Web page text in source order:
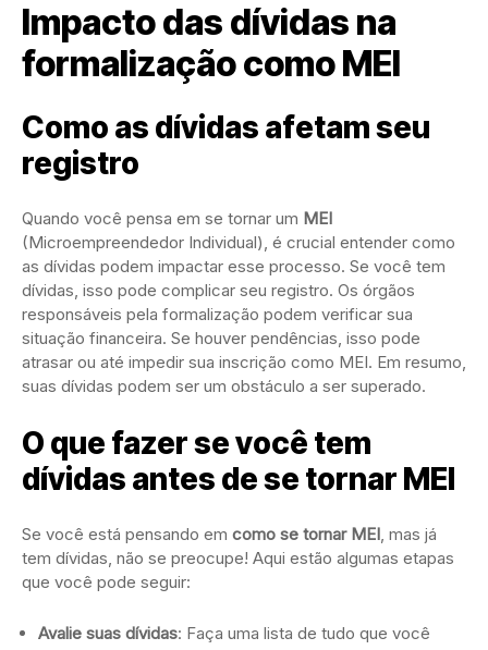
Impacto das dívidas na
formalização como MEI
Como as dívidas afetam seu
registro
Quando você pensa em se tornar um MEI
(Microempreendedor Individual), é crucial entender como
as dívidas podem impactar esse processo. Se você tem
dívidas, isso pode complicar seu registro. Os órgãos
responsáveis pela formalização podem verificar sua
situação financeira. Se houver pendências, isso pode
atrasar ou até impedir sua inscrição como MEI. Em resumo,
suas dívidas podem ser um obstáculo a ser superado.
O que fazer se você tem
dívidas antes de se tornar MEI
Se você está pensando em como se tornar MEI, mas já
tem dívidas, não se preocupe! Aqui estão algumas etapas
que você pode seguir:
Avalie suas dívidas: Faça uma lista de tudo que você